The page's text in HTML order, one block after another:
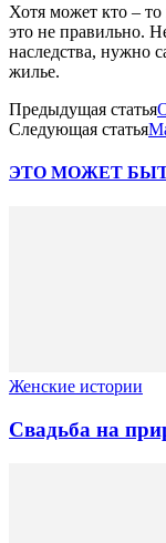
Хотя может кто –
это не правильно.
наследства, нужно
жилье.
Предыдущая статья
Следующая статья
ЭТО МОЖЕТ
Женские истории
Свадьба на